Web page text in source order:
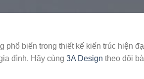
phổ biến trong thiết kế kiến trúc hiện
đình. Hãy cùng 3A Design theo dõi